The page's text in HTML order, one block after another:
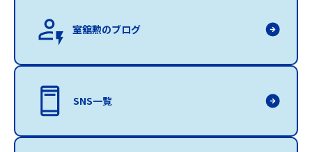
室舘勲のブログ
SNS一覧